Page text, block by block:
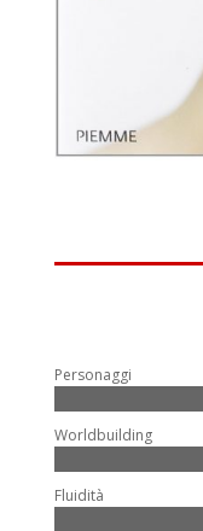
Personaggi
Worldbuilding
Fluidità